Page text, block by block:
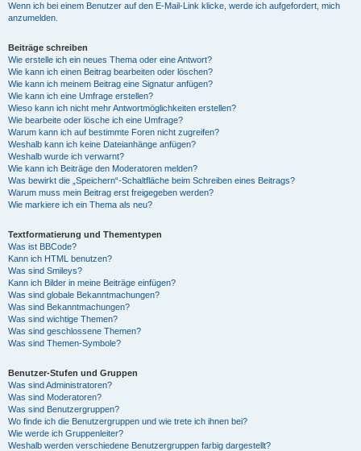
Wenn ich bei einem Benutzer auf den E-Mail-Link klicke, werde ich aufgefordert, mich
anzumelden.
Beiträge schreiben
Wie erstelle ich ein neues Thema oder eine Antwort?
Wie kann ich einen Beitrag bearbeiten oder löschen?
Wie kann ich meinem Beitrag eine Signatur anfügen?
Wie kann ich eine Umfrage erstellen?
Wieso kann ich nicht mehr Antwortmöglichkeiten erstellen?
Wie bearbeite oder lösche ich eine Umfrage?
Warum kann ich auf bestimmte Foren nicht zugreifen?
Weshalb kann ich keine Dateianhänge anfügen?
Weshalb wurde ich verwarnt?
Wie kann ich Beiträge den Moderatoren melden?
Was bewirkt die „Speichern“-Schaltfläche beim Schreiben eines Beitrags?
Warum muss mein Beitrag erst freigegeben werden?
Wie markiere ich ein Thema als neu?
Textformatierung und Thementypen
Was ist BBCode?
Kann ich HTML benutzen?
Was sind Smileys?
Kann ich Bilder in meine Beiträge einfügen?
Was sind globale Bekanntmachungen?
Was sind Bekanntmachungen?
Was sind wichtige Themen?
Was sind geschlossene Themen?
Was sind Themen-Symbole?
Benutzer-Stufen und Gruppen
Was sind Administratoren?
Was sind Moderatoren?
Was sind Benutzergruppen?
Wo finde ich die Benutzergruppen und wie trete ich ihnen bei?
Wie werde ich Gruppenleiter?
Weshalb werden verschiedene Benutzergruppen farbig dargestellt?